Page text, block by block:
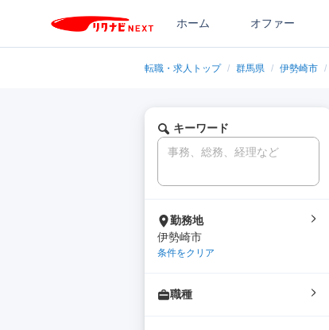
ホーム オファー
転職・求人トップ / 群馬県 / 伊勢崎市 /
キーワード
勤務地
伊勢崎市
条件をクリア
職種